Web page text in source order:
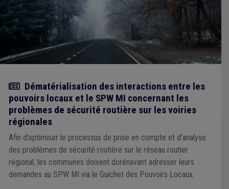
Actualité
Dématérialisation des interactions entre les
pouvoirs locaux et le SPW MI concernant les
problèmes de sécurité routière sur les voiries
régionales
Afin d’optimiser le processus de prise en compte et d’analyse
des problèmes de sécurité routière sur le réseau routier
régional, les communes doivent dorénavant adresser leurs
demandes au SPW MI via le Guichet des Pouvoirs Locaux.